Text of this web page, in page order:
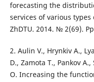
forecasting the
services of various
ZhDTU. 2014. № 2(69).
2. Aulin V., Hrynkiv A.,
D., Zamota T., Pankov
O. Increasing the